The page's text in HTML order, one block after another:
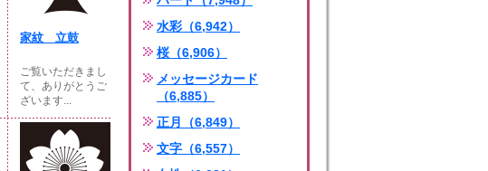
家紋 立鼓
ご覧いただきまし
て、ありがとうご
ざいます...
水彩（6,942）
桜（6,906）
メッセージカード
（6,885）
正月（6,849）
文字（6,557）